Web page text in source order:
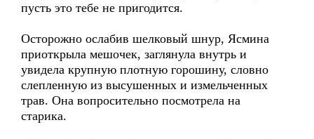
пусть это тебе не пригодится.
Осторожно ослабив шелковый шнур, Ясмина
приоткрыла мешочек, заглянула внутрь и
увидела крупную плотную горошину, словно
слепленную из высушенных и измельченных
трав. Она вопросительно посмотрела на
старика.